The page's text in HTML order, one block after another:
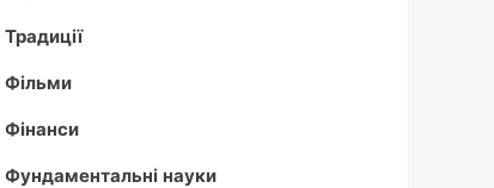
Традиції
Фільми
Фінанси
Фундаментальні науки